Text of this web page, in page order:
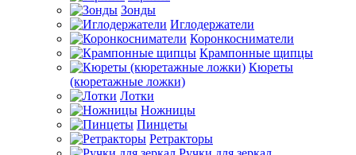
Зонды
Иглодержатели
Коронкосниматели
Крампонные щипцы
Кюреты
(кюретажные ложки)
Лотки
Ножницы
Пинцеты
Ретракторы